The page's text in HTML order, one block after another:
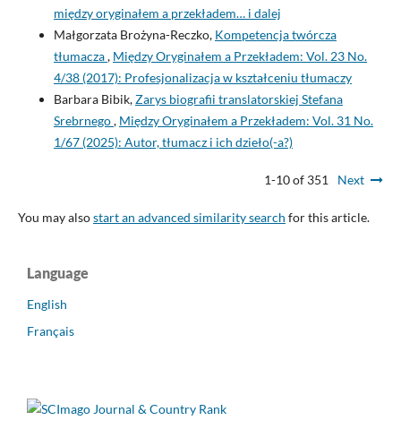
między oryginałem a przekładem… i dalej
Małgorzata Brożyna-Reczko, Kompetencja twórcza
tłumacza, Między Oryginałem a Przekładem: Vol. 23 No.
4/38 (2017): Profesjonalizacja w kształceniu tłumaczy
Barbara Bibik,Zarys biografii translatorskiej Stefana
Srebrnego, Między Oryginałem a Przekładem: Vol. 31 No.
1/67 (2025): Autor, tłumacz i ich dzieło(-a?)
1-10 of 351 Next
You may alsostart an advanced similarity search for this article.
Language
English
Français